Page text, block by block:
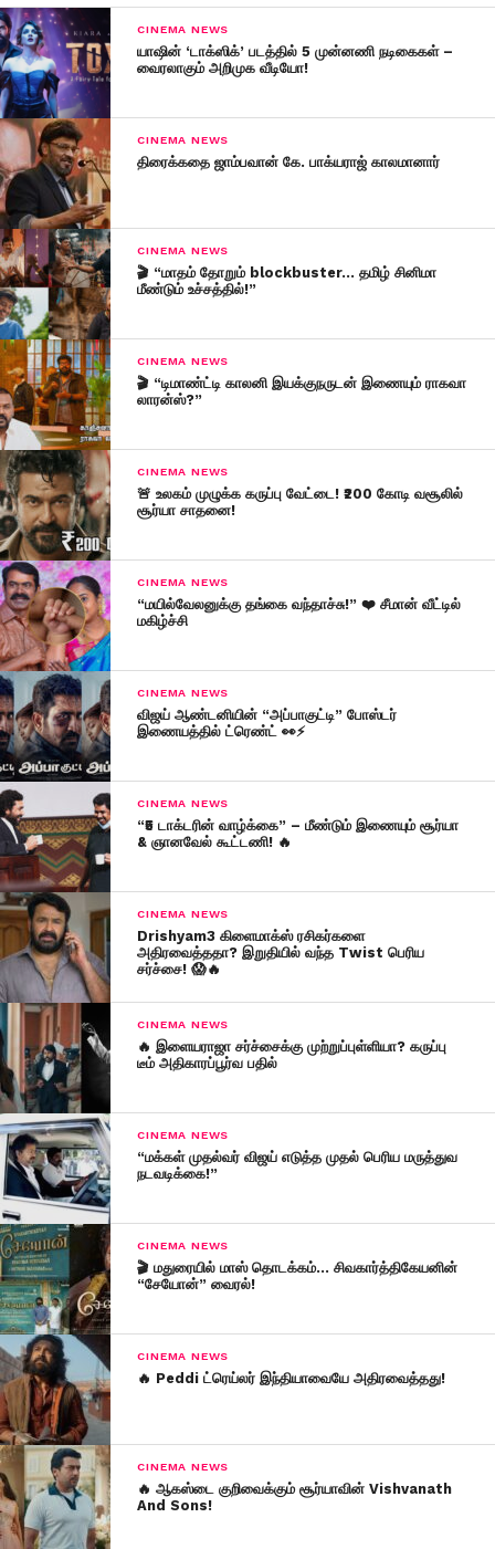
CINEMA NEWS
யாஷின் ‘டாக்ஸிக்’ படத்தில் 5 முன்னணி நடிகைகள் –
வைரலாகும் அறிமுக வீடியோ!
CINEMA NEWS
திரைக்கதை ஜாம்பவான் கே. பாக்யராஜ் காலமானார்
CINEMA NEWS
🎬 “மாதம் தோறும் blockbuster… தமிழ் சினிமா
மீண்டும் உச்சத்தில்!”
CINEMA NEWS
🎬 “டிமாண்ட்டி காலனி இயக்குநருடன் இணையும் ராகவா
லாரன்ஸ்?”
CINEMA NEWS
🚨 உலகம் முழுக்க கருப்பு வேட்டை! ₹200 கோடி வசூலில்
சூர்யா சாதனை!
CINEMA NEWS
“மயில்வேலனுக்கு தங்கை வந்தாச்சு!” ❤️ சீமான் வீட்டில்
மகிழ்ச்சி
CINEMA NEWS
விஜய் ஆண்டனியின் “அப்பாகுட்டி” போஸ்டர்
இணையத்தில் ட்ரெண்ட் 👀⚡
CINEMA NEWS
“₹5 டாக்டரின் வாழ்க்கை” – மீண்டும் இணையும் சூர்யா
& ஞானவேல் கூட்டணி! 🔥
CINEMA NEWS
Drishyam3 கிளைமாக்ஸ் ரசிகர்களை
அதிரவைத்ததா? இறுதியில் வந்த Twist பெரிய
சர்ச்சை! 😱🔥
CINEMA NEWS
🔥 இளையராஜா சர்ச்சைக்கு முற்றுப்புள்ளியா? கருப்பு
டீம் அதிகாரப்பூர்வ பதில்
CINEMA NEWS
“மக்கள் முதல்வர் விஜய் எடுத்த முதல் பெரிய மருத்துவ
நடவடிக்கை!”
CINEMA NEWS
🎬 மதுரையில் மாஸ் தொடக்கம்… சிவகார்த்திகேயனின்
“சேயோன்” வைரல்!
CINEMA NEWS
🔥 Peddi ட்ரெய்லர் இந்தியாவையே அதிரவைத்தது!
CINEMA NEWS
🔥 ஆகஸ்டை குறிவைக்கும் சூர்யாவின் Vishvanath
And Sons!